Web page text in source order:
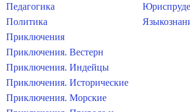
Педагогика
Политика
Приключения
Приключения. Вестерн
Приключения. Индейцы
Приключения. Исторические
Приключения. Морские